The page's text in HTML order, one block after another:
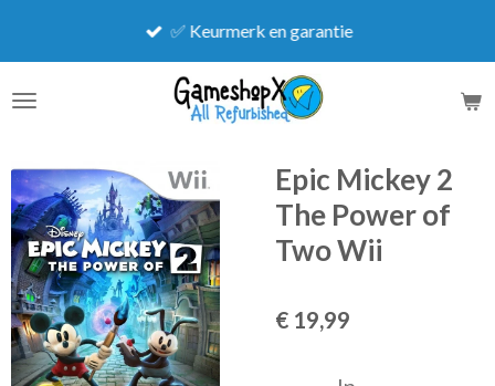
de
✅ Keurmerk en garantie
Epic Mickey 2
The Power of
Two Wii
€ 19,99